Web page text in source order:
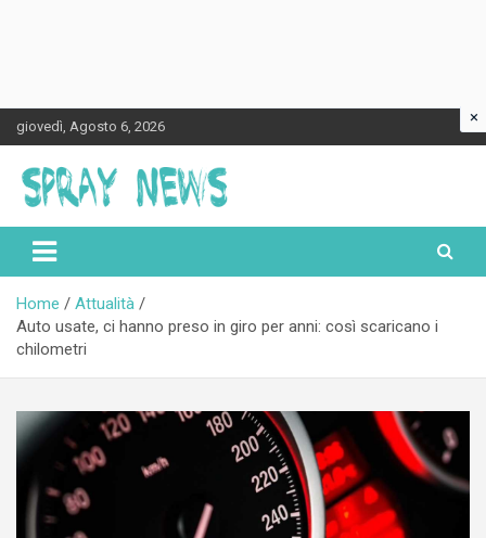
Skip
to
content
giovedì, Agosto 6, 2026
Spraynews.it
Home
Attualità
Auto usate, ci hanno preso in giro per anni: così scaricano i
chilometri
×